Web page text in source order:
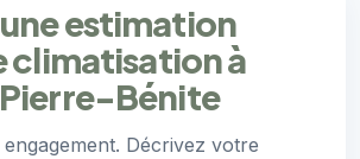
estimation
climatisation à
Bénite
Décrivez votre